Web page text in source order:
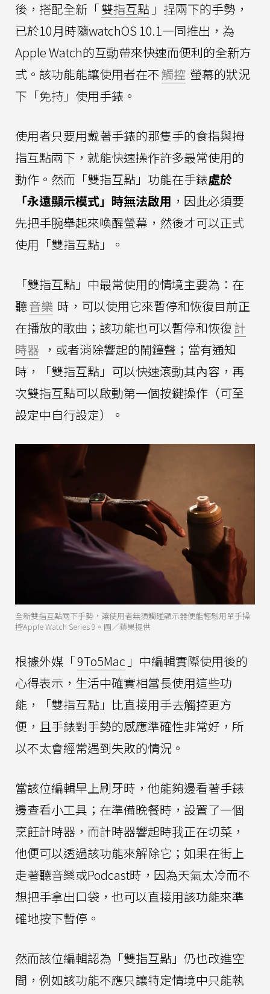
後，搭配全新「雙指互點 」捏兩下的手勢，
已於10月時隨watchOS 10.1一同推出，為
Apple Watch的互動帶來快速而便利的全新方
式。該功能能讓使用者在不觸控 螢幕的狀況
下「免持」使用手錶。
使用者只要用戴著手錶的那隻手的食指與拇
指互點兩下，就能快速操作許多最常使用的
動作。然而「雙指互點」功能在手錶處於
「永遠顯示模式」時無法啟用 ，因此必須要
先把手腕舉起來喚醒螢幕，然後才可以正式
使用「雙指互點」。
「雙指互點」中最常使用的情境主要為：在
聽音樂 時，可以使用它來暫停和恢復目前正
在播放的歌曲；該功能也可以暫停和恢復計
時器 ，或者消除響起的鬧鐘聲；當有通知
時，「雙指互點」可以快速滾動其內容，再
次雙指互點可以啟動第一個按鍵操作（可至
設定中自行設定）。
全新雙指互點兩下手勢，讓使用者無須觸碰顯示器便能輕鬆用單手操
控Apple Watch Series 9。圖／蘋果提供
根據外媒「9To5Mac 」中編輯實際使用後的
心得表示，生活中確實相當長使用這些功
能，「雙指互點」比直接用手去觸控更方
便，且手錶對手勢的感應準確性非常好，所
以不太會經常遇到失敗的情況。
當該位編輯早上刷牙時，他能夠邊看著手錶
邊查看小工具；在準備晚餐時，設置了一個
烹飪計時器，而計時器響起時我正在切菜，
他便可以透過該功能來解除它；如果在街上
走著聽音樂或Podcast時，因為天氣太冷而不
想把手拿出口袋，也可以直接用該功能來準
確地按下暫停。
然而該位編輯認為「雙指互點」仍也改進空
間，例如該功能不應只讓特定情境中只能執